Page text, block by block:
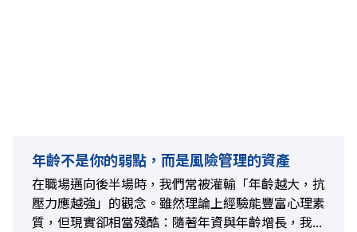
年齡不是你的弱點，而是風險管理的資產
在職場邁向後半場時，我們常被灌輸「年齡越大，抗
壓力應越強」的觀念。雖然理論上經驗能豐富心理素
質，但現實卻相當殘酷：隨著年資與年齡增長，我...